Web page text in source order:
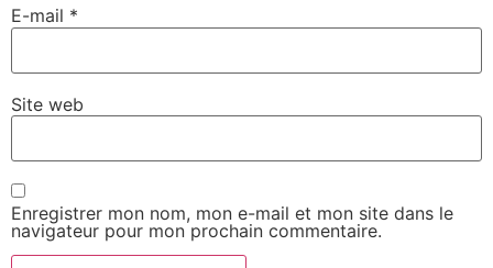
E-mail *
Site web
Enregistrer mon nom, mon e-mail et mon site dans le
navigateur pour mon prochain commentaire.